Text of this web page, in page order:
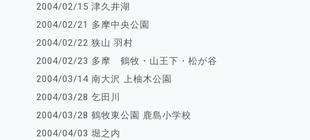
2004/02/15 津久井湖
2004/02/21 多摩中央公園
2004/02/22 狭山 羽村
2004/02/23 多摩 鶴牧・山王下・松が谷
2004/03/14 南大沢 上柚木公園
2004/03/28 乞田川
2004/03/28 鶴牧東公園 鹿島小学校
2004/04/03 堀之内